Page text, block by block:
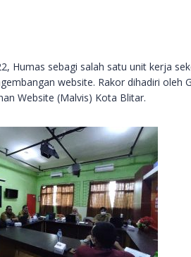
Humas sebagi salah satu unit kerja
website. Rakor dihadiri oleh
Website (Malvis) Kota Blitar.